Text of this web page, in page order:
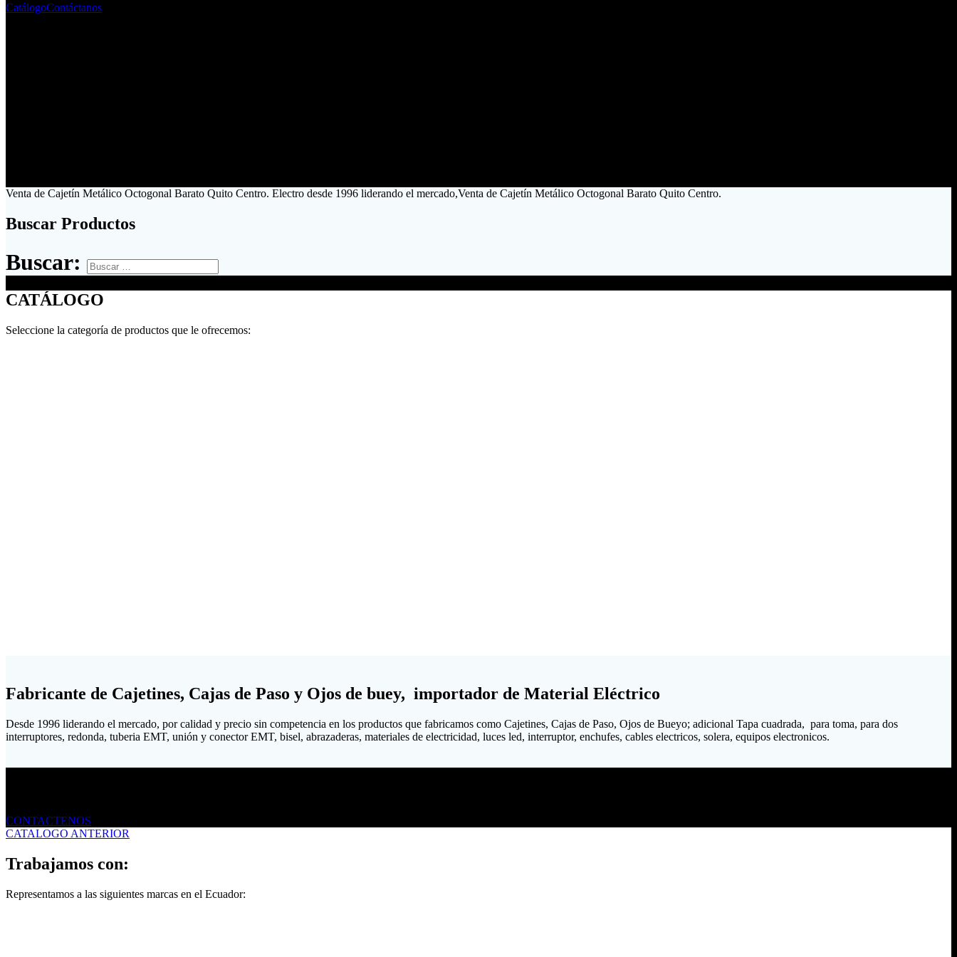
CatálogoContáctanos
Venta de Cajetín Metálico Octogonal Barato Quito Centro. Electro desde 1996 liderando el mercado,Venta de Cajetín Metálico Octogonal Barato Quito Centro.
Buscar Productos
Buscar:
CATÁLOGO
Seleccione la categoría de productos que le ofrecemos:
Fabricante de Cajetines, Cajas de Paso y Ojos de buey, importador de Material Eléctrico
Desde 1996 liderando el mercado, por calidad y precio sin competencia en los productos que fabricamos como Cajetines, Cajas de Paso, Ojos de Bueyo; adicional Tapa cuadrada, para toma, para dos
interruptores, redonda, tuberia EMT, unión y conector EMT, bisel, abrazaderas, materiales de electricidad, luces led, interruptor, enchufes, cables electricos, solera, equipos electronicos.
CONTACTENOS
CATALOGO ANTERIOR
Trabajamos con:
Representamos a las siguientes marcas en el Ecuador: